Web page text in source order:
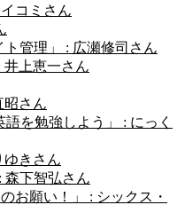
イコミさん
ト管理」 : 広瀬修司さん
井上恵一さん
昭さん
語を勉強しよう」 : にっく
ゆきさん
森下智弘さん
お願い！」 : シックス・